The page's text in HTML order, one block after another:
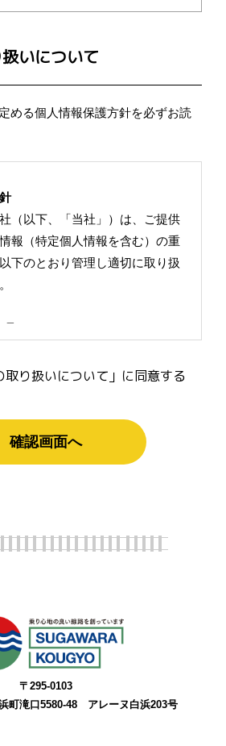
いについて
める個人情報保護方針を必ずお読
（以下、「当社」）は、ご提供
報（特定個人情報を含む）の重
下のとおり管理し適切に取り扱
人情報への不正アクセス・紛
必要な措置を講じ、安全対策を
厳重な管理を行ないます。
用いたします。
全対策
の正確性及び安全確保のため
取り扱いについて」に同意する
〒295-0103
町滝口5580-48 アレーヌ白浜203号